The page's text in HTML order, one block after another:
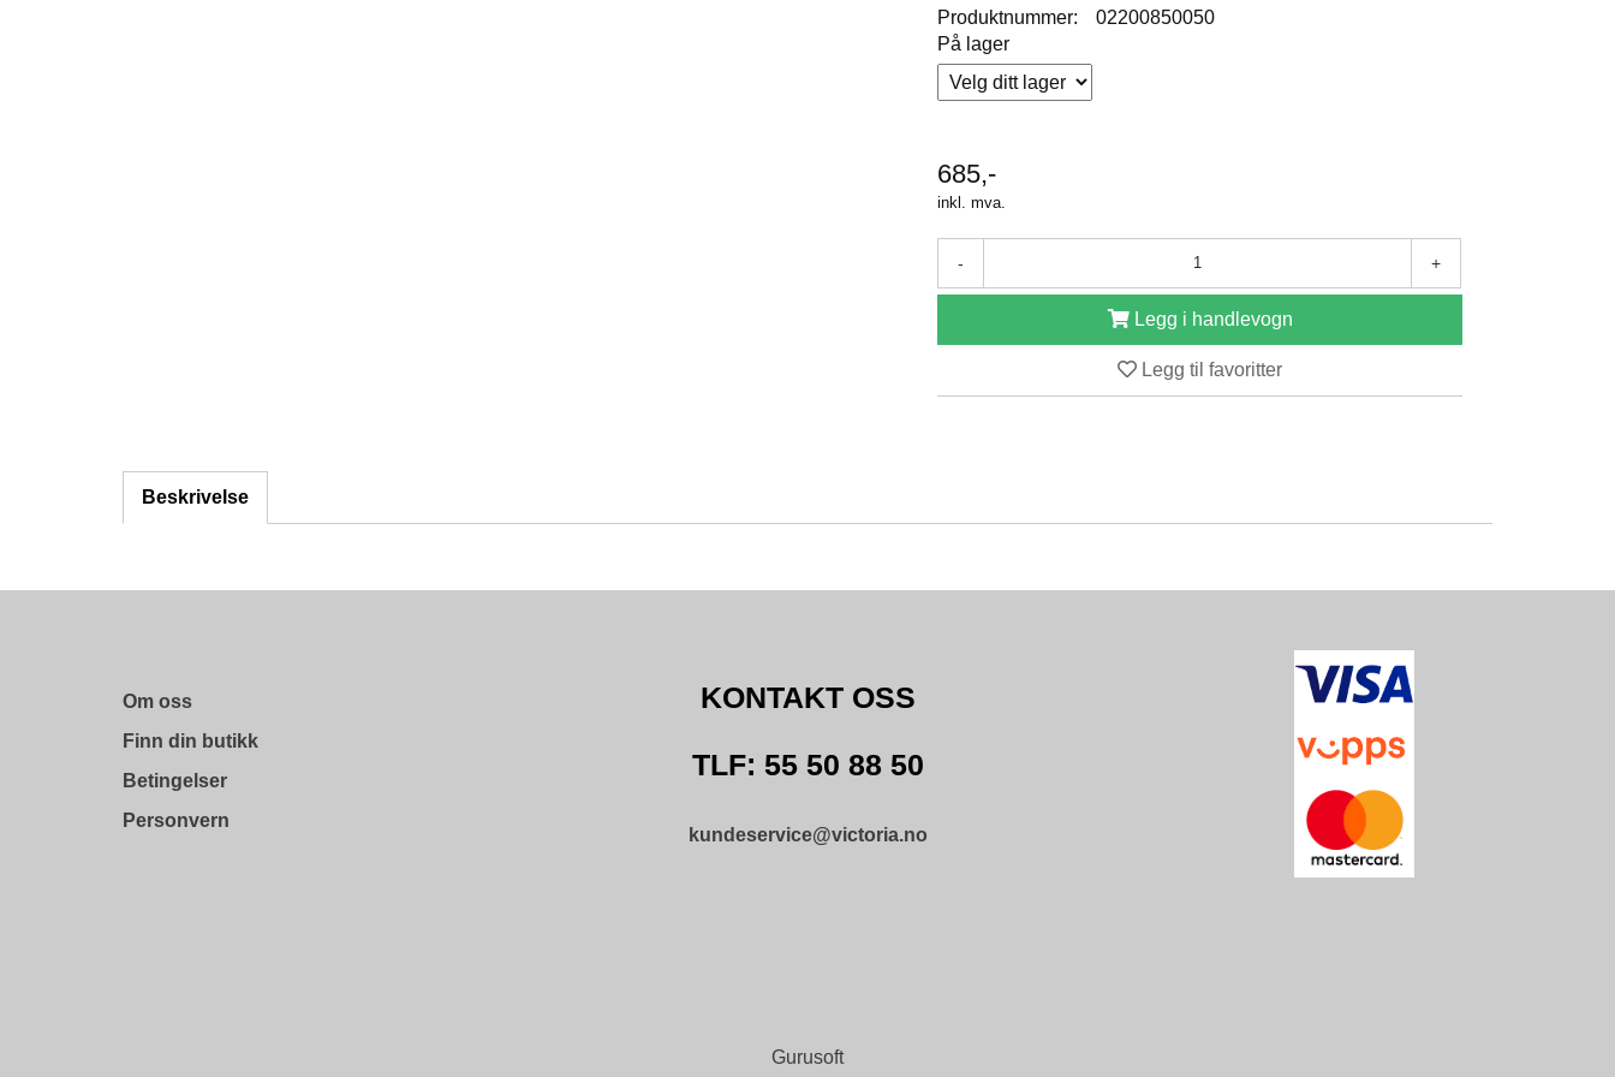
Produktnummer:
02200850050
På lager
685,-
inkl. mva.
- +
Legg i handlevogn
Legg til favoritter
Beskrivelse
Om oss
Finn din butikk
Betingelser
Personvern
KONTAKT OSS
TLF: 55 50 88 50
kundeservice@victoria.no
Gurusoft